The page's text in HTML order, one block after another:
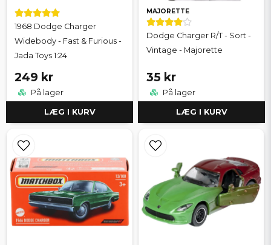
1968 Dodge Charger
Widebody - Fast & Furious -
Jada Toys 1:24
249 kr
På lager
LÆG I KURV
MAJORETTE
Dodge Charger R/T - Sort -
Vintage - Majorette
35 kr
På lager
LÆG I KURV